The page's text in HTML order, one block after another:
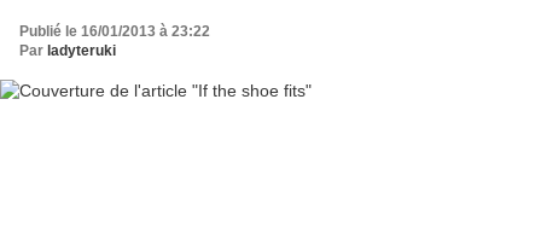
Publié le 16/01/2013 à 23:22
Par ladyteruki